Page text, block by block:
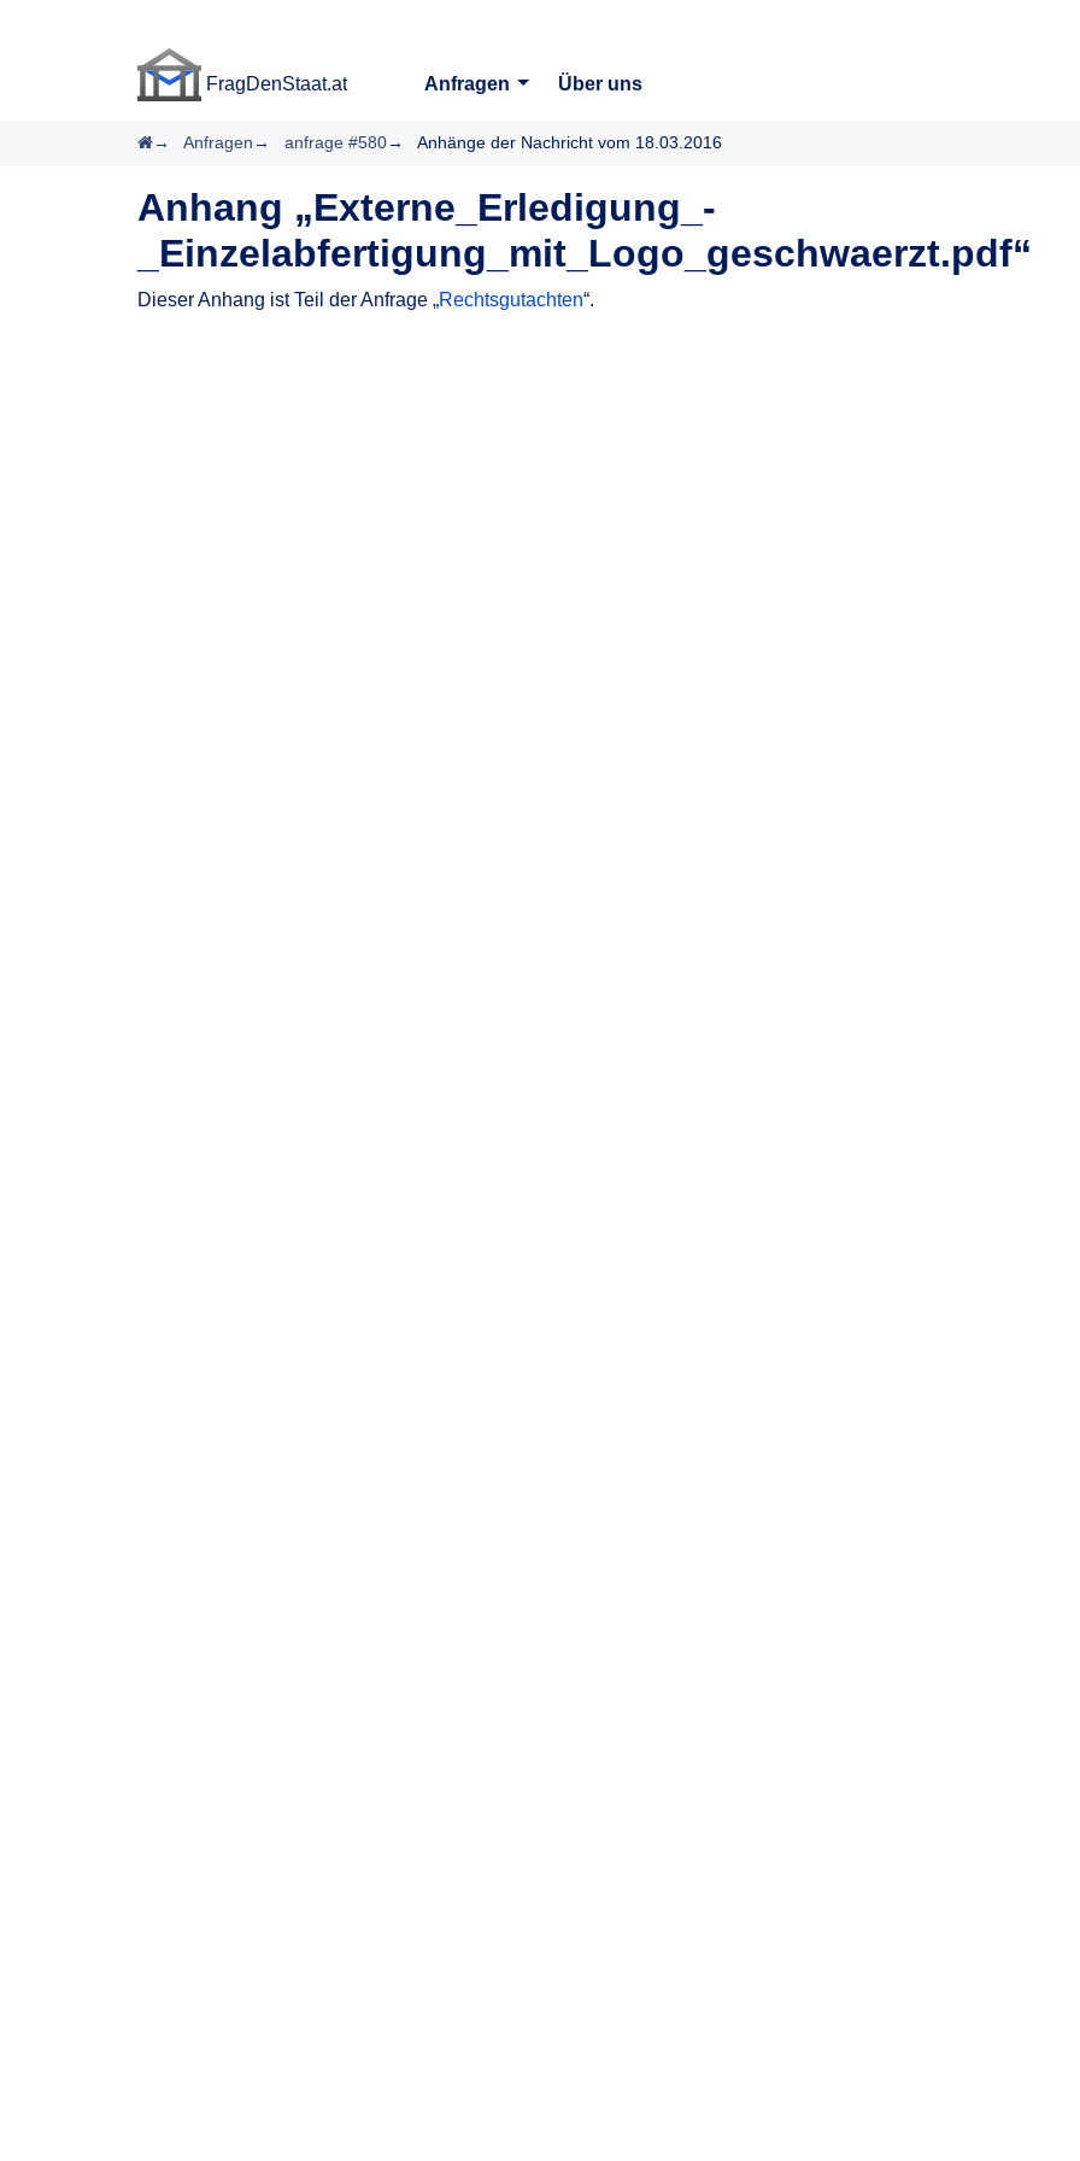
FragDenStaat.at
Anfragen
Über uns
Startseite
Anfragen anfrage #580 Anhänge der Nachricht vom 18.03.2016
Anhang „Externe_Erledigung_-
_Einzelabfertigung_mit_Logo_geschwaerzt.pdf“
Dieser Anhang ist Teil der Anfrage „Rechtsgutachten“.